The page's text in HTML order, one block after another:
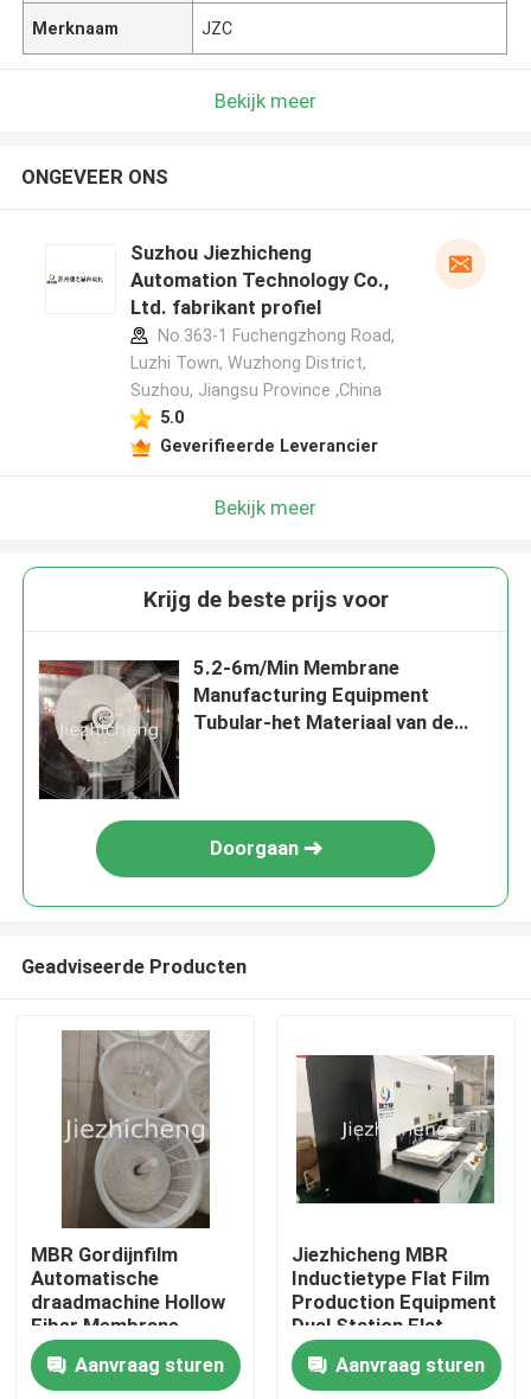
Thuis
Producten
Video's
Merknaam JZC
Bekijk meer
ONGEVEER ONS
Suzhou Jiezhicheng
Automation Technology Co.,
Ltd. fabrikant profiel
No.363-1 Fuchengzhong Road,
Luzhi Town, Wuzhong District,
Suzhou, Jiangsu Province ,China
5.0
Geverifieerde Leverancier
Bekijk meer
Krijg de beste prijs voor
5.2-6m/Min Membrane
Manufacturing Equipment
Tubular-het Materiaal van de
Doorgaan
Geadviseerde Producten
MBR Gordijnfilm
Automatische
draadmachine Hollow
Fiber Membrane
Collecting Equipment
GLM008Aanvraag sturen
Jiezhicheng MBR
Inductietype Flat Film
Production Equipment
Dual Station Flat
Sheet Membrane
Welding Machine
Aanvraag sturen